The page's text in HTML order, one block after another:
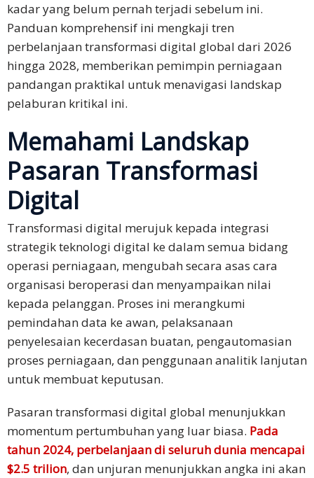
kadar yang belum pernah terjadi sebelum ini.
Panduan komprehensif ini mengkaji tren
perbelanjaan transformasi digital global dari 2026
hingga 2028, memberikan pemimpin perniagaan
pandangan praktikal untuk menavigasi landskap
pelaburan kritikal ini.
Memahami Landskap
Pasaran Transformasi
Digital
Transformasi digital merujuk kepada integrasi
strategik teknologi digital ke dalam semua bidang
operasi perniagaan, mengubah secara asas cara
organisasi beroperasi dan menyampaikan nilai
kepada pelanggan. Proses ini merangkumi
pemindahan data ke awan, pelaksanaan
penyelesaian kecerdasan buatan, pengautomasian
proses perniagaan, dan penggunaan analitik lanjutan
untuk membuat keputusan.
Pasaran transformasi digital global menunjukkan
momentum pertumbuhan yang luar biasa. Pada
tahun 2024, perbelanjaan di seluruh dunia mencapai
$2.5 trilion, dan unjuran menunjukkan angka ini akan
Bahasa
Jepun
Bahasa
Cina
Tradisional
Bahasa
Korea
Indonesia
Thai
Bahasa
Melayu
Bahasa
Vietnam
Tamil
Bahasa
Kemboja